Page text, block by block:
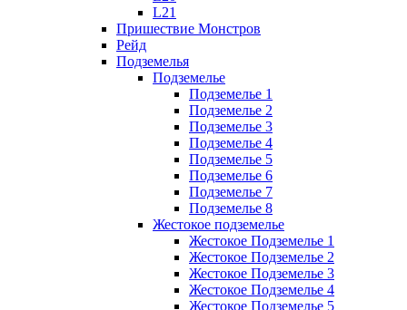
L21
Пришествие Монстров
Рейд
Подземелья
Подземелье
Подземелье 1
Подземелье 2
Подземелье 3
Подземелье 4
Подземелье 5
Подземелье 6
Подземелье 7
Подземелье 8
Жестокое подземелье
Жестокое Подземелье 1
Жестокое Подземелье 2
Жестокое Подземелье 3
Жестокое Подземелье 4
Жестокое Подземелье 5